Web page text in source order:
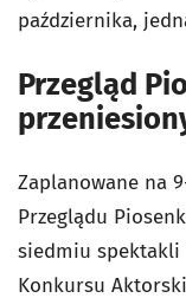
października,
Przegląd
Zaplanowane na
Przeglądu
siedmiu spektakli
Konkursu